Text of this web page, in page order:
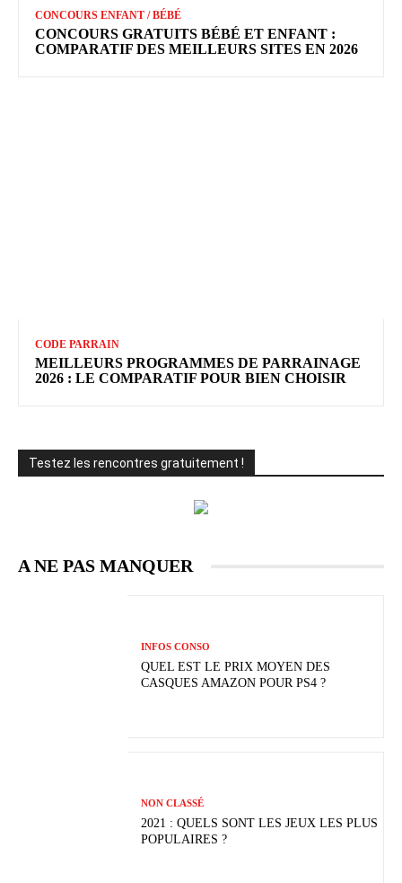
CONCOURS ENFANT / BÉBÉ
CONCOURS GRATUITS BÉBÉ ET ENFANT :
COMPARATIF DES MEILLEURS SITES EN 2026
CODE PARRAIN
MEILLEURS PROGRAMMES DE PARRAINAGE
2026 : LE COMPARATIF POUR BIEN CHOISIR
Testez les rencontres gratuitement !
A NE PAS MANQUER
INFOS CONSO
QUEL EST LE PRIX MOYEN DES
CASQUES AMAZON POUR PS4 ?
NON CLASSÉ
2021 : QUELS SONT LES JEUX LES PLUS
POPULAIRES ?